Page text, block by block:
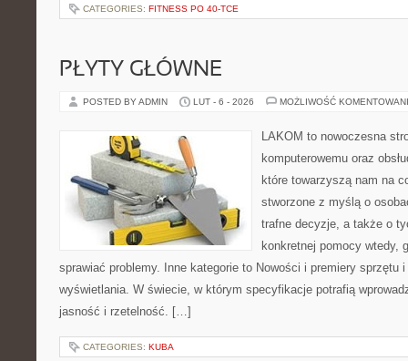
CATEGORIES: FITNESS PO 40-TCE
PŁYTY GŁÓWNE
POSTED BY ADMIN LUT - 6 - 2026 MOŻLIWOŚĆ
LAKOM to nowoczesna
komputerowemu oraz
które towarzyszą nam na
stworzone z myślą o
trafne decyzje, a także o
konkretnej pomocy wtedy,
sprawiać problemy. Inne kategorie to Nowości i premiery sprzętu
wyświetlania. W świecie, w którym specyfikacje potrafią
jasność i rzetelność. […]
CATEGORIES: KUBA